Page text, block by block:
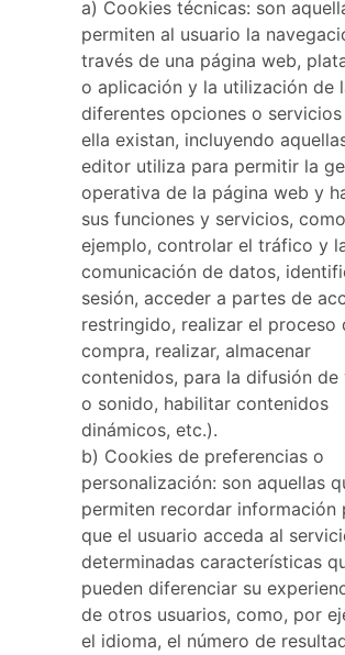
a) Cookies técnicas: son
permiten al usuario la
través de una página web,
o aplicación y la utilización de
diferentes opciones o servicios
ella existan, incluyendo
editor utiliza para permitir la
operativa de la página web y
sus funciones y servicios,
ejemplo, controlar el tráfico y
comunicación de datos,
sesión, acceder a partes de
restringido, realizar el proceso
compra, realizar, almacenar
contenidos, para la difusión de
o sonido, habilitar contenidos
dinámicos, etc.).
b) Cookies de preferencias o
personalización: son aquellas
permiten recordar información
que el usuario acceda al
determinadas características
pueden diferenciar su
de otros usuarios, como, por
el idioma, el número de